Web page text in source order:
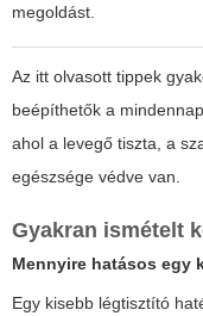
megoldást.
Az itt olvasott tippek
beépíthetők a
ahol a levegő tiszta, a
egészsége védve van.
Gyakran ismételt
Mennyire hatásos egy
Egy kisebb légtisztító